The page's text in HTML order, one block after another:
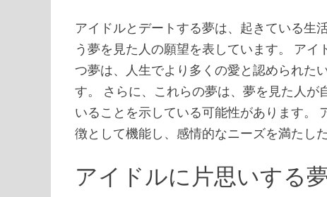
アイドルとデートする夢は、起きている生
う夢を見た人の願望を表しています。 ア
つ夢は、人生でより多くの愛と認められた
す。 さらに、これらの夢は、夢を見た人
いることを示している可能性があります。
徴として機能し、感情的なニーズを満たし
アイドルに片思いする